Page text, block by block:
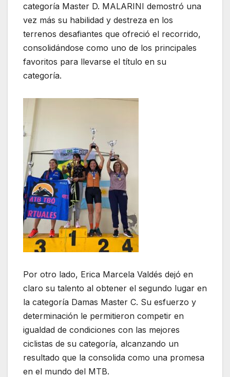
categoría Master D. MALARINI demostró una
vez más su habilidad y destreza en los
terrenos desafiantes que ofreció el recorrido,
consolidándose como uno de los principales
favoritos para llevarse el título en su
categoría.
Por otro lado, Erica Marcela Valdés dejó en
claro su talento al obtener el segundo lugar en
la categoría Damas Master C. Su esfuerzo y
determinación le permitieron competir en
igualdad de condiciones con las mejores
ciclistas de su categoría, alcanzando un
resultado que la consolida como una promesa
en el mundo del MTB.